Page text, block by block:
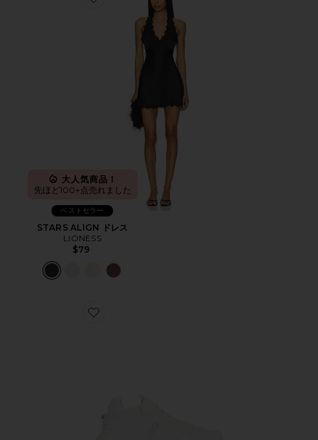
Favorite STARS ALIGN ドレス
大人気商品！
先ほど100+点売れました
ベストセラー
STARS ALIGN ドレス
LIONESS
$79
Favorite CLOUDNOVA 2 スニーカー